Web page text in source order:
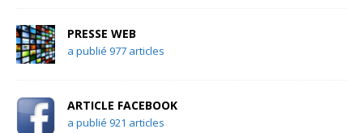
PRESSE WEB
a publié 977 articles
ARTICLE FACEBOOK
a publié 921 articles